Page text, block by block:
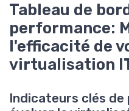
Tableau de
performance:
l'efficacité de
virtualisation
Indicateurs clés